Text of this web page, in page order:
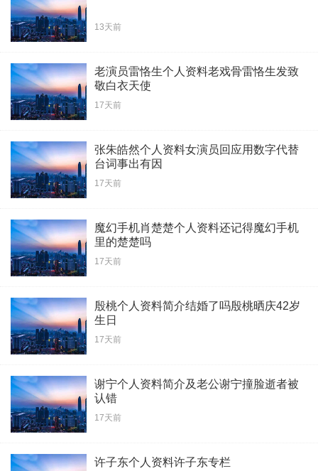
13天前
老演员雷恪生个人资料老戏骨雷恪生发致
敬白衣天使
17天前
张朱皓然个人资料女演员回应用数字代替
台词事出有因
17天前
魔幻手机肖楚楚个人资料还记得魔幻手机
里的楚楚吗
17天前
殷桃个人资料简介结婚了吗殷桃晒庆42岁
生日
17天前
谢宁个人资料简介及老公谢宁撞脸逝者被
认错
17天前
许子东个人资料许子东专栏